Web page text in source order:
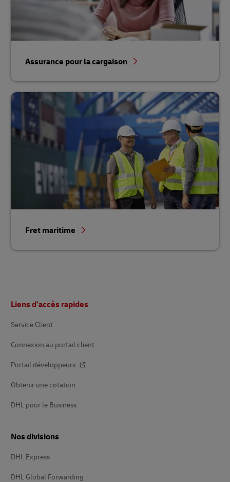
Assurance pour la cargaison
Fret maritime
de
Liens d’accès rapides
Service Client
Connexion au portail client
Portail développeurs
Obtenir une cotation
DHL pour le Business
Nos divisions
DHL Express
DHL Global Forwarding